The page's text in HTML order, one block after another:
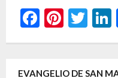
F
ac
Pi
nt
T
w
EVANGELIO DE SAN